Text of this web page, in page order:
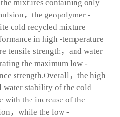
mixtures containing only
，the geopolymer -
cold recycled mixture
in high -temperature
tensile strength，and water
the maximum low -
strength.Overall，the high
water stability of the cold
with the increase of the
，while the low -